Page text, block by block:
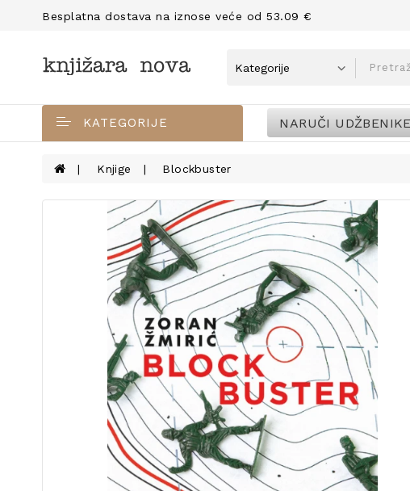
Besplatna dostava na iznose veće od 53.09 €
KATEGORIJE NARUČI
Knjige Blockbuster